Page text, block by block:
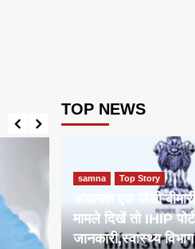
TOP NEWS
samna Top Story
अचानक एक जैसी
मामले दिखें तो IHIP
जानकारी,स्वास्थ्य